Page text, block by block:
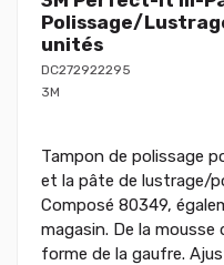
Polissage/
unités
DC272922295
3M
Tampon de polissage
et la pâte de lustrage/
Composé 80349,
magasin. De la
forme de la gaufre.